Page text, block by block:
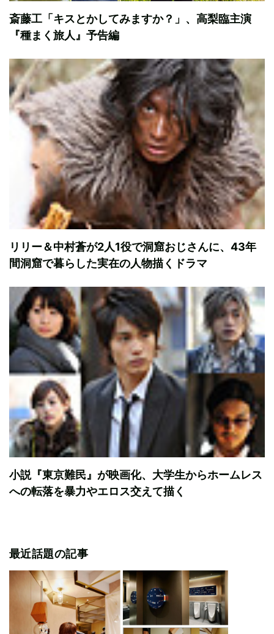
斎藤工「キスとかしてみますか？」、高梨臨主演
『種まく旅人』予告編
リリー＆中村蒼が2人1役で洞窟おじさんに、43年
間洞窟で暮らした実在の人物描くドラマ
小説『東京難民』が映画化、大学生からホームレス
への転落を暴力やエロス交えて描く
最近話題の記事